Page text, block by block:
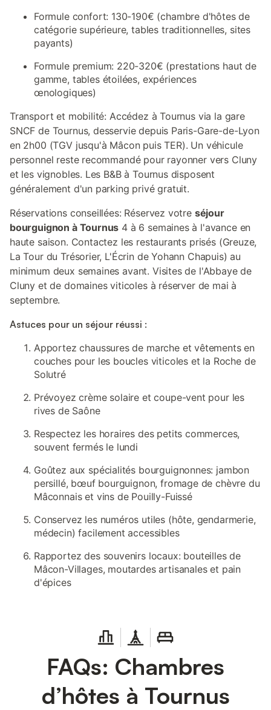
Formule confort: 130-190€ (chambre d'hôtes de
catégorie supérieure, tables traditionnelles, sites
payants)
Formule premium: 220-320€ (prestations haut de
gamme, tables étoilées, expériences
œnologiques)
Transport et mobilité: Accédez à Tournus via la gare
SNCF de Tournus, desservie depuis Paris-Gare-de-Lyon
en 2h00 (TGV jusqu'à Mâcon puis TER). Un véhicule
personnel reste recommandé pour rayonner vers Cluny
et les vignobles. Les B&B à Tournus disposent
généralement d'un parking privé gratuit.
Réservations conseillées: Réservez votre séjour
bourguignon à Tournus 4 à 6 semaines à l'avance en
haute saison. Contactez les restaurants prisés (Greuze,
La Tour du Trésorier, L'Écrin de Yohann Chapuis) au
minimum deux semaines avant. Visites de l'Abbaye de
Cluny et de domaines viticoles à réserver de mai à
septembre.
Astuces pour un séjour réussi :
Apportez chaussures de marche et vêtements en
couches pour les boucles viticoles et la Roche de
Solutré
Prévoyez crème solaire et coupe-vent pour les
rives de Saône
Respectez les horaires des petits commerces,
souvent fermés le lundi
Goûtez aux spécialités bourguignonnes: jambon
persillé, bœuf bourguignon, fromage de chèvre du
Mâconnais et vins de Pouilly-Fuissé
Conservez les numéros utiles (hôte, gendarmerie,
médecin) facilement accessibles
Rapportez des souvenirs locaux: bouteilles de
Mâcon-Villages, moutardes artisanales et pain
d'épices
FAQs: Chambres
d’hôtes à Tournus